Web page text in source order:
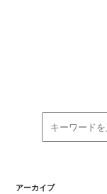
アーカイブ